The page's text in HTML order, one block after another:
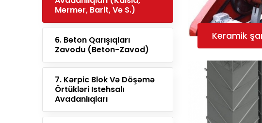
Mərmər, Barit, Və S.)
6. Beton Qarışıqları
Zavodu (Beton-Zavod)
7. Kərpic Blok Və Döşəmə
Örtükləri Istehsalı
Avadanlıqları
Keramik